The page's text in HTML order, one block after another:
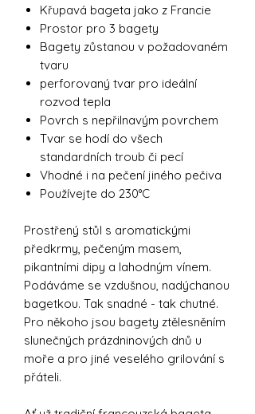
Křupavá bageta jako z Francie
Prostor pro 3 bagety
Bagety zůstanou v požadovaném
tvaru
perforovaný tvar pro ideální
rozvod tepla
Povrch s nepřilnavým povrchem
Tvar se hodí do všech
standardních troub či pecí
Vhodné i na pečení jiného pečiva
Používejte do 230°C
Prostřený stůl s aromatickými
předkrmy, pečeným masem,
pikantními dipy a lahodným vínem.
Podáváme se vzdušnou, nadýchanou
bagetkou. Tak snadné - tak chutné.
Pro někoho jsou bagety ztělesněním
slunečných prázdninových dnů u
moře a pro jiné veselého grilování s
přáteli.